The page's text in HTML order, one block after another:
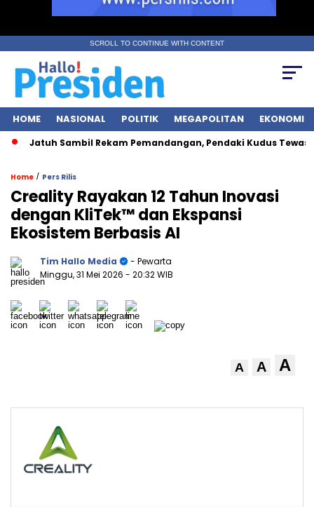
SCROLL TO CONTINUE WITH CONTENT
HOME NASIONAL POLITIK MEGAPOLITAN EKONOMI
Sambil Rekam Pemandangan, Pendaki Kudus Tewas di
Home / Pers Rilis
Creality Rayakan 12 Tahun Inovasi
dengan KliTek™ dan Ekspansi
Ekosistem Berbasis AI
Tim Hallo Media
- Pewarta
Minggu, 31 Mei 2026 - 20:32 WIB
A A A